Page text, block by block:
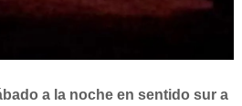
a la noche en sentido sur a